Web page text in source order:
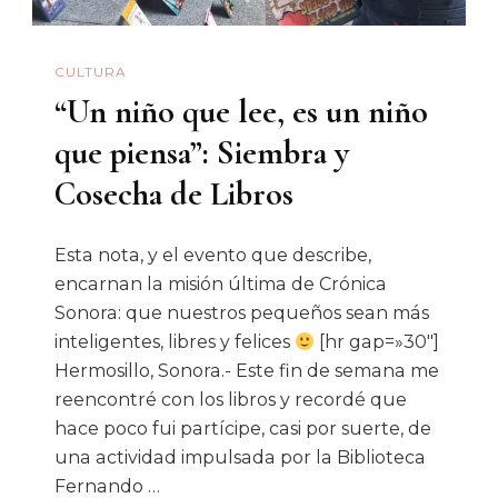
CULTURA
“Un niño que lee, es un niño
que piensa”: Siembra y
Cosecha de Libros
Esta nota, y el evento que describe,
encarnan la misión última de Crónica
Sonora: que nuestros pequeños sean más
inteligentes, libres y felices
[hr gap=»30″]
Hermosillo, Sonora.- Este fin de semana me
reencontré con los libros y recordé que
hace poco fui partícipe, casi por suerte, de
una actividad impulsada por la Biblioteca
Fernando …